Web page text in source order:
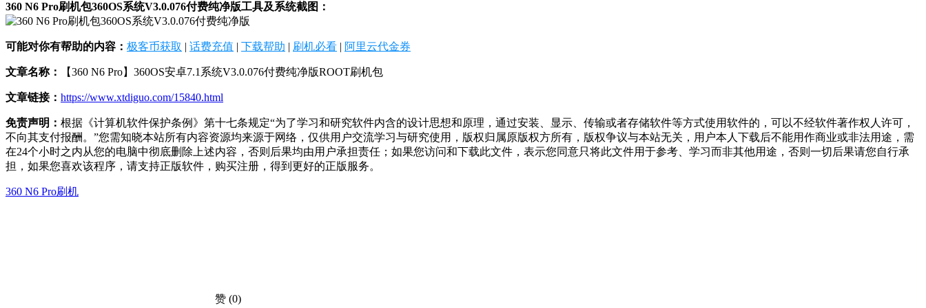
360 N6 Pro刷机包360OS系统V3.0.076付费纯净版工具及系统截图：
可能对你有帮助的内容： 极客币获取 | 话费充值 | 下载帮助 | 刷机必看 | 阿里云代金券
文章名称： 【360 N6 Pro】360OS安卓7.1系统V3.0.076付费纯净版ROOT刷机包
文章链接： https://www.xtdiguo.com/15840.html
免责声明： 根据《计算机软件保护条例》第十七条规定“为了学习和研究软件内含的设计思想和原理，通过安装、显示、传输或者存储软件等方式使用软件的，可以不经软件著作权人许可，
不向其支付报酬。”您需知晓本站所有内容资源均来源于网络，仅供用户交流学习与研究使用，版权归属原版权方所有，版权争议与本站无关，用户本人下载后不能用作商业或非法用途，需
在24个小时之内从您的电脑中彻底删除上述内容，否则后果均由用户承担责任；如果您访问和下载此文件，表示您同意只将此文件用于参考、学习而非其他用途，否则一切后果请您自行承
担，如果您喜欢该程序，请支持正版软件，购买注册，得到更好的正版服务。
360 N6 Pro刷机
赞 (0)